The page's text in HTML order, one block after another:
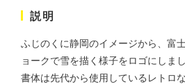
株
サ
説明
ふじのくに静岡のイメージから、富
ョークで雪を描く様子をロゴにしまし
書体は先代から使用しているレトロ